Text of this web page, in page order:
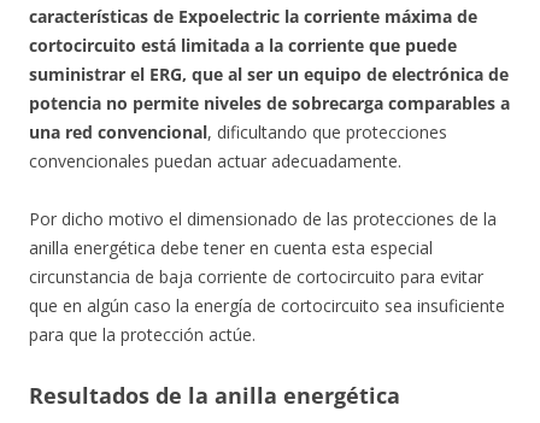
características de Expoelectric la corriente máxima de
cortocircuito está limitada a la corriente que puede
suministrar el ERG, que al ser un equipo de electrónica de
potencia no permite niveles de sobrecarga comparables a
una red convencional, dificultando que protecciones
convencionales puedan actuar adecuadamente.
Por dicho motivo el dimensionado de las protecciones de la
anilla energética debe tener en cuenta esta especial
circunstancia de baja corriente de cortocircuito para evitar
que en algún caso la energía de cortocircuito sea insuficiente
para que la protección actúe.
Resultados de la anilla energética